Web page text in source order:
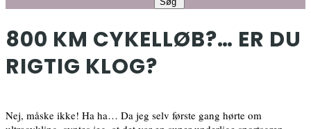
800 KM CYKELLØB?… ER DU
RIGTIG KLOG?
Nej, måske ikke! Ha ha… Da jeg selv første gang hørte om